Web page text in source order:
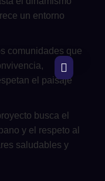
un entorno
comunidades que
el paisaje
busca el
y el respeto al
saludables y